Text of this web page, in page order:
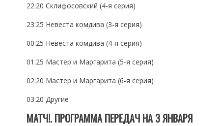
22:20 Склифосовский (4-я серия)
23:25 Невеста комдива (3-я серия)
00:25 Невеста комдива (4-я серия)
01:25 Мастер и Маргарита (5-я серия)
02:20 Мастер и Маргарита (6-я серия)
03:20 Другие
МАТЧ!. ПРОГРАММА ПЕРЕДАЧ НА 3 ЯНВАРЯ